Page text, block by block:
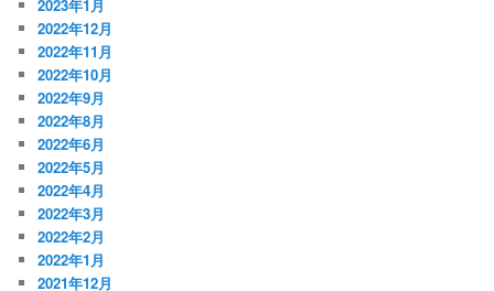
2023年1月
2022年12月
2022年11月
2022年10月
2022年9月
2022年8月
2022年6月
2022年5月
2022年4月
2022年3月
2022年2月
2022年1月
2021年12月